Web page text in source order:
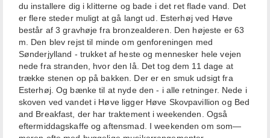
du installere dig i klitterne og bade i det ret flade vand. Det
er flere steder muligt at gå langt ud. Esterhøj ved Høve
består af 3 gravhøje fra bronzealderen. Den højeste er 63
m. Den blev rejst til minde om genforeningen med
Sønderjylland - trukket af heste og mennesker hele vejen
nede fra stranden, hvor den lå. Det tog dem 11 dage at
trække stenen op på bakken. Der er en smuk udsigt fra
Esterhøj. Og bænke til at nyde den - i alle retninger. Nede i
skoven ved vandet i Høve ligger Høve Skovpavillion og Bed
and Breakfast, der har traktement i weekenden. Også
eftermiddagskaffe og aftensmad. I weekenden om som—